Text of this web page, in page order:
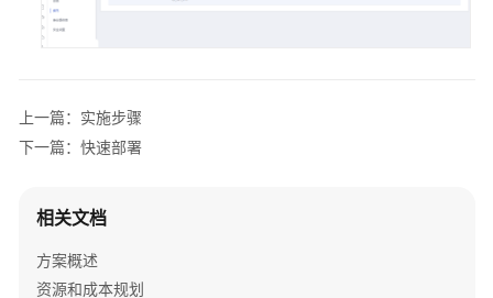
Discuz
快
建
坛
基
Tomcat
快
上一篇：实施步骤
下一篇：快速部署
相关文档
方案概述
资源和成本规划